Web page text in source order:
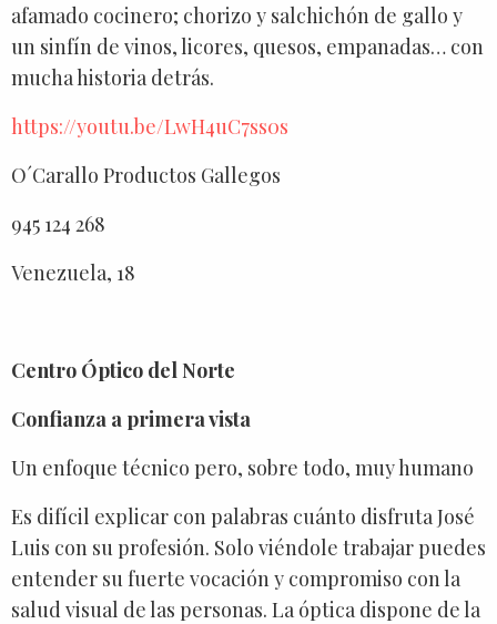
afamado cocinero; chorizo y salchichón de gallo y
un sinfín de vinos, licores, quesos, empanadas… con
mucha historia detrás.
https://youtu.be/LwH4uC7ss0s
O´Carallo Productos Gallegos
945 124 268
Venezuela, 18
Centro Óptico del Norte
Confianza a primera vista
Un enfoque técnico pero, sobre todo, muy humano
Es difícil explicar con palabras cuánto disfruta José
Luis con su profesión. Solo viéndole trabajar puedes
entender su fuerte vocación y compromiso con la
salud visual de las personas. La óptica dispone de la